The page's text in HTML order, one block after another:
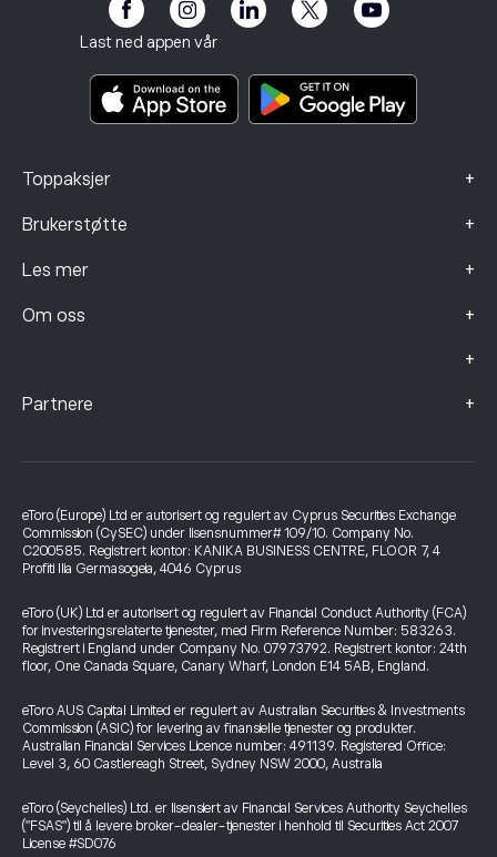
Last ned appen vår
Toppaksjer +
Brukerstøtte +
Les mer +
Om oss +
+
Betingelser og vilkår
Nøkkelinformasjonsdokumenter
Klagedata (FCA-klienter)
Partnere +
Investeringsforsikring
eToro (Europe) Ltd er autorisert og regulert av Cyprus Securities Exchange
Commission (CySEC) under lisensnummer# 109/10. Company No.
C200585. Registrert kontor: KANIKA BUSINESS CENTRE, FLOOR 7, 4
Profiti Ilia Germasogeia, 4046 Cyprus
eToro (UK) Ltd er autorisert og regulert av Financial Conduct Authority (FCA)
for investeringsrelaterte tjenester, med Firm Reference Number: 583263.
Registrert i England under Company No. 07973792. Registrert kontor: 24th
floor, One Canada Square, Canary Wharf, London E14 5AB, England.
eToro AUS Capital Limited er regulert av Australian Securities & Investments
Commission (ASIC) for levering av finansielle tjenester og produkter.
Australian Financial Services Licence number: 491139. Registered Office:
Level 3, 60 Castlereagh Street, Sydney NSW 2000, Australia
eToro (Seychelles) Ltd. er lisensiert av Financial Services Authority Seychelles
("FSAS") til å levere broker-dealer-tjenester i henhold til Securities Act 2007
License #SD076